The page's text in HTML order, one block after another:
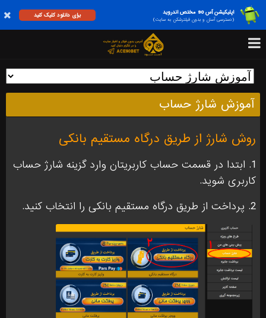
اپلیکیشن آس 90 مختص اندروید
(دسترسی آسان و بدون فیلترشکن به سایت)
برای دانلود کلیک کنید
آموزش شارژ حساب
روش شارژ از طریق درگاه مستقیم بانکی
1. ابتدا در قسمت حساب کاربریتان وارد گزینه شارژ حساب
کاربری شوید.
2. پرداخت از طریق درگاه مستقیم بانکی را انتخاب کنید.